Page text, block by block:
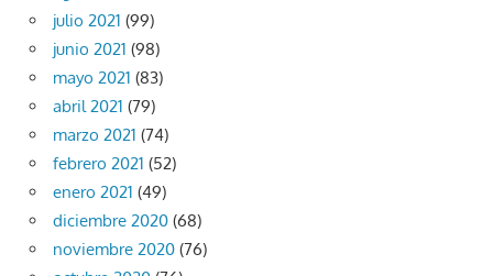
julio 2021 (99)
junio 2021 (98)
mayo 2021 (83)
abril 2021 (79)
marzo 2021 (74)
febrero 2021 (52)
enero 2021 (49)
diciembre 2020 (68)
noviembre 2020 (76)